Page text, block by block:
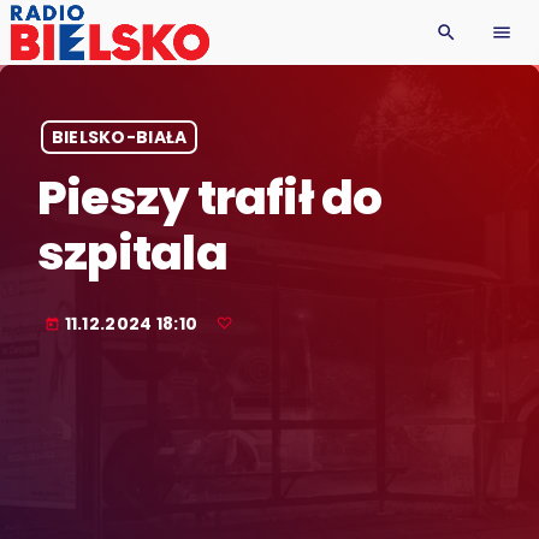
search menu
BIELSKO-BIAŁA
Pieszy trafił do
szpitala
today 11.12.2024 18:10